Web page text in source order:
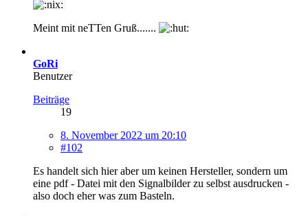
Meint mit neTTen Gruß.......
GoRi
Benutzer
Beiträge
19
8. November 2022 um 20:10
#102
Es handelt sich hier aber um keinen Hersteller, sondern um
eine pdf - Datei mit den Signalbilder zu selbst ausdrucken -
also doch eher was zum Basteln.